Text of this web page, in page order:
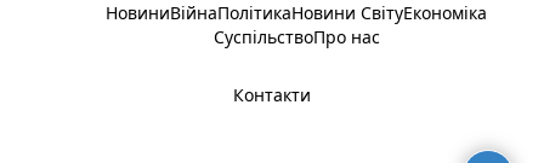
НовиниВійнаПолітикаНовини СвітуЕкономіка
СуспільствоПро нас
Контакти